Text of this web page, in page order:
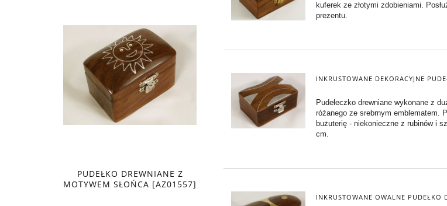
PUDEŁKO DREWNIANE Z
MOTYWEM SŁOŃCA [AZ01557]
kuferek ze złotymi zdobieniami.
prezentu.
INKRUSTOWANE DEKORACYJNE
Pudełeczko drewniane wykonane z
różanego ze srebrnym emblematem.
bużuterię - niekonieczne z rubinów i
cm.
INKRUSTOWANE OWALNE PUDEŁKO